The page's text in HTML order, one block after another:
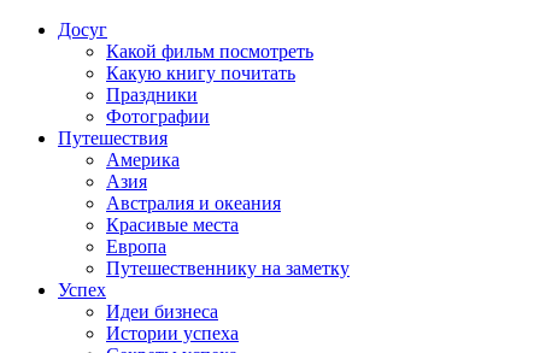
Досуг
Какой фильм посмотреть
Какую книгу почитать
Праздники
Фотографии
Путешествия
Америка
Азия
Австралия и океания
Красивые места
Европа
Путешественнику на заметку
Успех
Идеи бизнеса
Истории успеха